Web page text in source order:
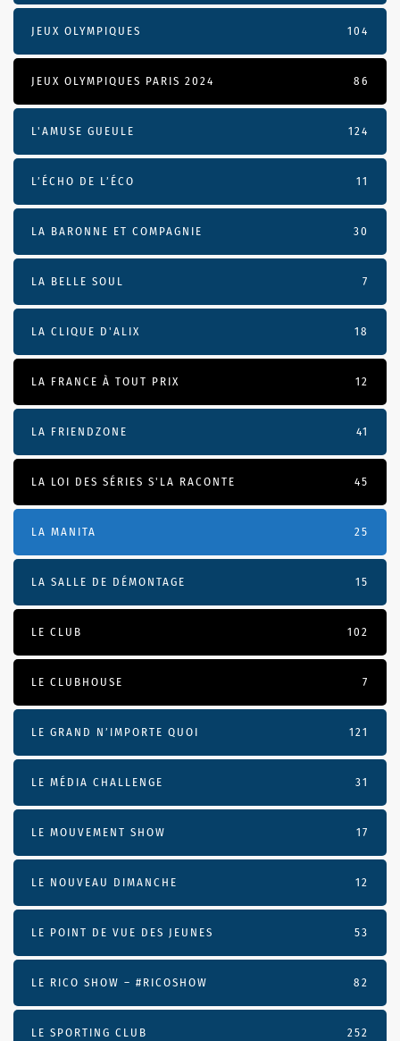
JEUX OLYMPIQUES 104
JEUX OLYMPIQUES PARIS 2024 86
L'AMUSE GUEULE 124
L’ÉCHO DE L’ÉCO 11
LA BARONNE ET COMPAGNIE 30
LA BELLE SOUL 7
LA CLIQUE D'ALIX 18
LA FRANCE À TOUT PRIX 12
LA FRIENDZONE 41
LA LOI DES SÉRIES S'LA RACONTE 45
LA MANITA 25
LA SALLE DE DÉMONTAGE 15
LE CLUB 102
LE CLUBHOUSE 7
LE GRAND N’IMPORTE QUOI 121
LE MÉDIA CHALLENGE 31
LE MOUVEMENT SHOW 17
LE NOUVEAU DIMANCHE 12
LE POINT DE VUE DES JEUNES 53
LE RICO SHOW – #RICOSHOW 82
LE SPORTING CLUB 252